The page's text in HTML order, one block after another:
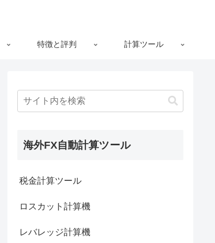
特徴と評判 計算ツール
海外FX自動計算ツール
税金計算ツール
ロスカット計算機
レバレッジ計算機